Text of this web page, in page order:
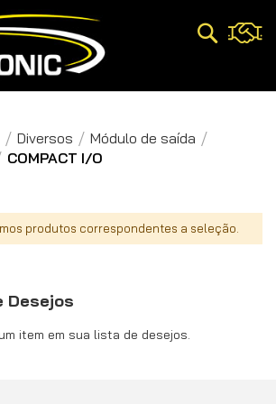
Pesquisa
Diversos
Módulo de saída
COMPACT I/O
produtos correspondentes a seleção.
Desejos
item em sua lista de desejos.